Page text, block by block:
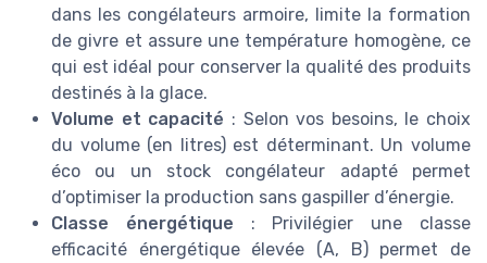
dans les congélateurs armoire, limite la formation
de givre et assure une température homogène, ce
qui est idéal pour conserver la qualité des produits
destinés à la glace.
Volume et capacité : Selon vos besoins, le choix
du volume (en litres) est déterminant. Un volume
éco ou un stock congélateur adapté permet
d’optimiser la production sans gaspiller d’énergie.
Classe énergétique : Privilégier une classe
efficacité énergétique élevée (A, B) permet de